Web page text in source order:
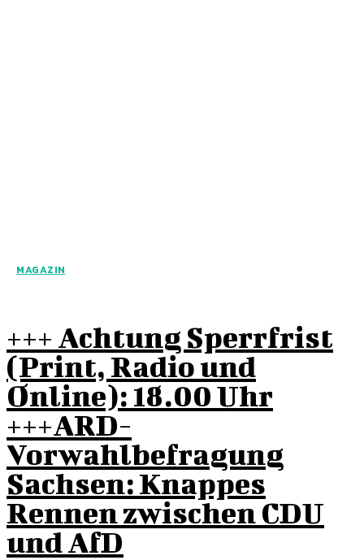
MAGAZIN
+++ Achtung Sperrfrist
(Print, Radio und
Online): 18.00 Uhr
+++ARD-
Vorwahlbefragung
Sachsen: Knappes
Rennen zwischen CDU
und AfD